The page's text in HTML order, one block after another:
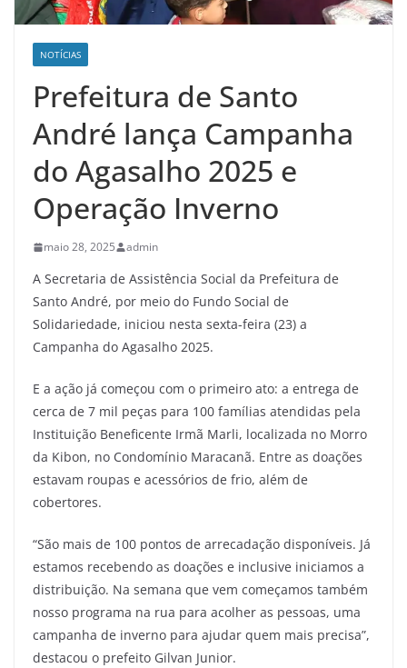
NOTÍCIAS
Prefeitura de Santo
André lança Campanha
do Agasalho 2025 e
Operação Inverno
maio 28, 2025 admin
A Secretaria de Assistência Social da Prefeitura de
Santo André, por meio do Fundo Social de
Solidariedade, iniciou nesta sexta-feira (23) a
Campanha do Agasalho 2025.
E a ação já começou com o primeiro ato: a entrega de
cerca de 7 mil peças para 100 famílias atendidas pela
Instituição Beneficente Irmã Marli, localizada no Morro
da Kibon, no Condomínio Maracanã. Entre as doações
estavam roupas e acessórios de frio, além de
cobertores.
“São mais de 100 pontos de arrecadação disponíveis. Já
estamos recebendo as doações e inclusive iniciamos a
distribuição. Na semana que vem começamos também
nosso programa na rua para acolher as pessoas, uma
campanha de inverno para ajudar quem mais precisa”,
destacou o prefeito Gilvan Junior.